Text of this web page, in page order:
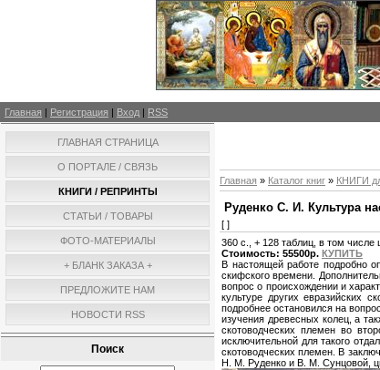
Главная | Регистрация | Вход | RSS
ГЛАВНАЯ СТРАНИЦА
О ПОРТАЛЕ / СВЯЗЬ
КНИГИ / РЕПРИНТЫ
СТАТЬИ / ТОВАРЫ
ФОТО-МАТЕРИАЛЫ
+ БЛАНК ЗАКАЗА +
ПРЕДЛОЖИТЕ НАМ
НОВОСТИ RSS
Поиск
Главная » Каталог книг » КНИГИ
Руденко С. И. Культура
[ ]
360 с., + 128 таблиц, в том
Стоимость: 55500р. КУПИТЬ
В настоящей работе подробно
скифского времени.
вопрос о происхождении и
культуре других евразийских
подробнее остановился на
изучения древесных колец, а
скотоводческих племен во
исключительной для такого
скотоводческих племен. В
Н. М. Руденко и В. М. Сунцовой,